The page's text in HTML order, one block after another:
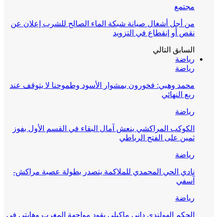
مجتمع
من أجل أشغال صيانة شبكة الماء الصالح للشرب إعلان عن
نقص أو إنقطاع في التزويد
السابق التالي
رياضة
رياضة
محمد وهبي: فخورون بمشوار الأسود وطموحنا لا يتوقف عند
ربع النهائي
رياضة
الكوكب المراكشي ينعش آمال البقاء في القسم الأول بفوز
ثمين على الفتح الرباطي
رياضة
نادي الحي المحمدي للملاكمة يتصدر بطولة عصبة مراكش-
آسفي
رياضة
الحكم الهولندي داني ماكيلي يقود مواجهة المغرب وهايتي في